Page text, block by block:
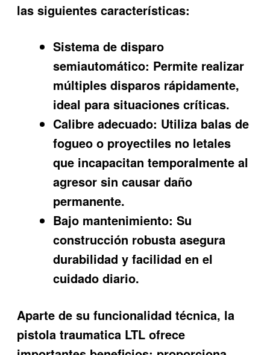
las siguientes características:
Sistema de disparo
semiautomático: Permite realizar
múltiples disparos rápidamente,
ideal para situaciones críticas.
Calibre adecuado: Utiliza balas de
fogueo o proyectiles no letales
que incapacitan temporalmente al
agresor sin causar daño
permanente.
Bajo mantenimiento: Su
construcción robusta asegura
durabilidad y facilidad en el
cuidado diario.
Aparte de su funcionalidad técnica, la
pistola traumatica LTL ofrece